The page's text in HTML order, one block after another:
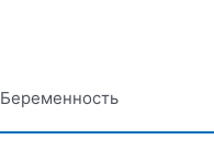
Беременность